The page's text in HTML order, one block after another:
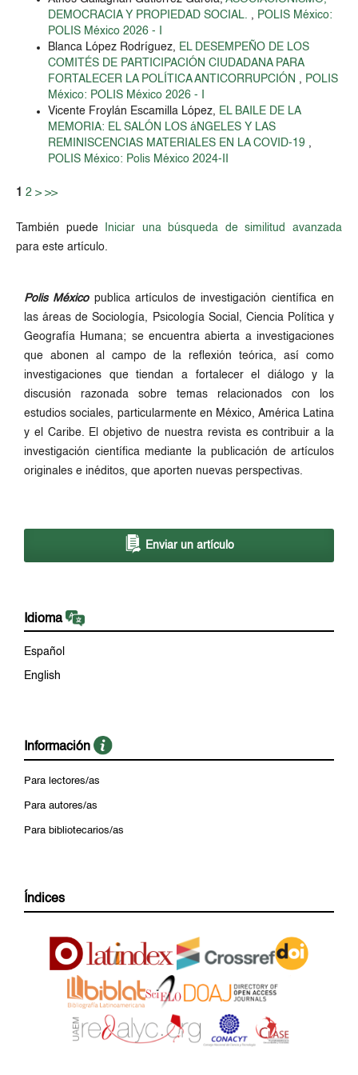
DEMOCRACIA Y PROPIEDAD SOCIAL. , POLIS México:
POLIS México 2026 - I
Blanca López Rodríguez, EL DESEMPEÑO DE LOS
COMITÉS DE PARTICIPACIÓN CIUDADANA PARA
FORTALECER LA POLÍTICA ANTICORRUPCIÓN , POLIS
México: POLIS México 2026 - I
Vicente Froylán Escamilla López, EL BAILE DE LA
MEMORIA: EL SALÓN LOS áNGELES Y LAS
REMINISCENCIAS MATERIALES EN LA COVID-19 ,
POLIS México: Polis México 2024-II
1 2 > >>
También puede
Iniciar una búsqueda de similitud avanzada
para este artículo.
Polis Méxicopublica artículos de investigación científica en
las áreas de Sociología, Psicología Social, Ciencia Política y
Geografía Humana; se encuentra abierta a investigaciones
que abonen al campo de la reflexión teórica, así como
investigaciones que tiendan a fortalecer el diálogo y la
discusión razonada sobre temas relacionados con los
estudios sociales, particularmente en México, América Latina
y el Caribe. El objetivo de nuestra revista es contribuir a la
investigación científica mediante la publicación de artículos
originales e inéditos, que aporten nuevas perspectivas.
Enviar un artículo
Idioma
Español
English
Información
Para lectores/as
Para autores/as
Para bibliotecarios/as
Índices